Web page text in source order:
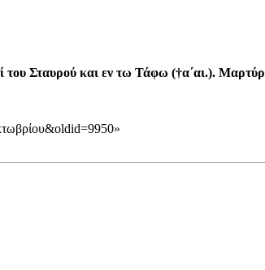
Σταυρού και εν τω Τάφω (†α΄αι.).
»